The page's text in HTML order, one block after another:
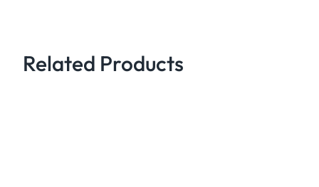
Related Products